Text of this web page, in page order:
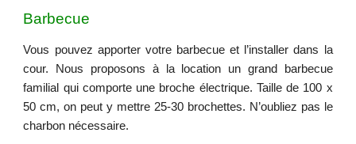
Barbecue
Vous pouvez apporter votre barbecue et l’installer dans la
cour. Nous proposons à la location un grand barbecue
familial qui comporte une broche électrique. Taille de 100 x
50 cm, on peut y mettre 25-30 brochettes. N’oubliez pas le
charbon nécessaire.